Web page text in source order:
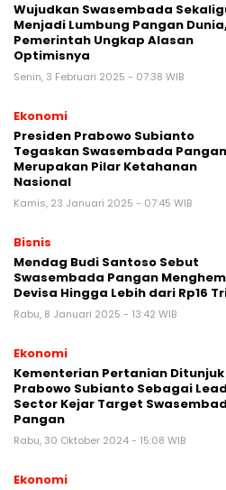
Wujudkan Swasembada
Menjadi Lumbung Pangan Dunia,
Pemerintah Ungkap Alasan
Optimisnya
Senin, 3 Februari 2025 - 07:38 WIB
Ekonomi
Presiden Prabowo Subianto
Tegaskan Swasembada Pangan
Merupakan Pilar Ketahanan
Nasional
Kamis, 23 Januari 2025 - 07:45 WIB
Bisnis
Mendag Budi Santoso Sebut
Swasembada Pangan
Devisa Hingga Lebih dari Rp16
Rabu, 8 Januari 2025 - 13:42 WIB
Ekonomi
Kementerian Pertanian Ditunjuk
Prabowo Subianto Sebagai
Sector Kejar Target
Pangan
Rabu, 30 Oktober 2024 - 15:08 WIB
Ekonomi